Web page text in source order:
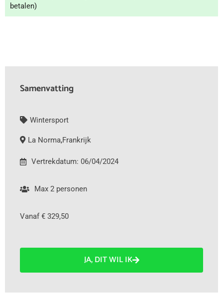
betalen)
Samenvatting
Wintersport
La Norma,Frankrijk
Vertrekdatum: 06/04/2024
Max 2 personen
Vanaf € 329,50
JA, DIT WIL IK